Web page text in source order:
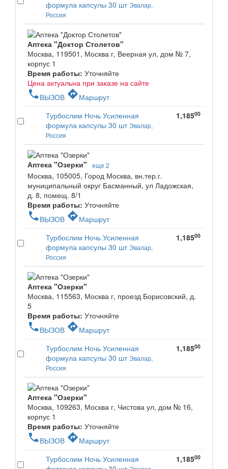
формула капсулы 30 штЭвалар,
Россия
Аптека "Доктор Столетов"
Москва, 119501, Москва г, Веерная ул, дом № 7,
корпус 1
Время работы: Уточняйте
Цена актуальна при заказе на сайте
phone ВЫЗОВ directionsМаршрут
Турбослим Ночь Усиленная
формула капсулы 30 штЭвалар,
Россия
1,18500
Аптека "Озерки" еще 2
Москва, 105005, Город Москва, вн.тер.г.
муниципальный округ Басманный, ул Ладожская,
д. 8, помещ. 8/1
Время работы: Уточняйте
phone ВЫЗОВ directionsМаршрут
Турбослим Ночь Усиленная
формула капсулы 30 штЭвалар,
Россия
1,18500
Аптека "Озерки"
Москва, 115563, Москва г, проезд Борисовский, д.
5
Время работы: Уточняйте
phone ВЫЗОВ directionsМаршрут
Турбослим Ночь Усиленная
формула капсулы 30 штЭвалар,
Россия
1,18500
Аптека "Озерки"
Москва, 109263, Москва г, Чистова ул, дом № 16,
корпус 1
Время работы: Уточняйте
phone ВЫЗОВ directionsМаршрут
Турбослим Ночь Усиленная
1,18500